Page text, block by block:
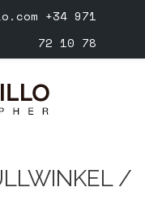
/
+34 971
72 10 78